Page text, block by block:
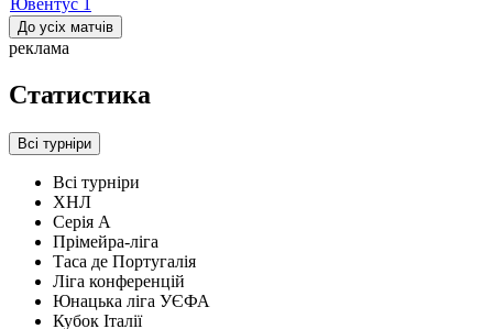
Ювентус 1
До усіх матчів
реклама
Статистика
Всі турніри
Всі турніри
ХНЛ
Серія А
Прімейра-ліга
Таса де Португалія
Ліга конференцій
Юнацька ліга УЄФА
Кубок Італії